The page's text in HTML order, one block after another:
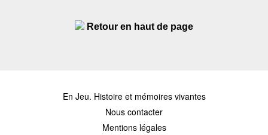
Retour en haut de page
En Jeu. Histoire et mémoires vivantes
Nous contacter
Mentions légales